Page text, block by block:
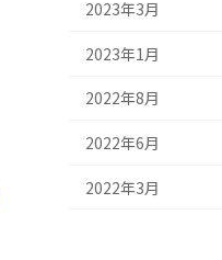
2023年3月
2023年1月
2022年8月
2022年6月
2022年3月